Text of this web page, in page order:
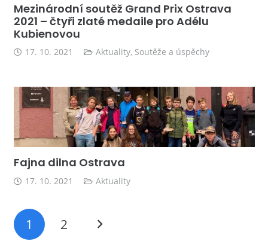
Mezinárodní soutěž Grand Prix Ostrava
2021 – čtyři zlaté medaile pro Adélu
Kubienovou
17. 10. 2021 Aktuality, Soutěže a úspěchy
Fajna dilna Ostrava
17. 10. 2021 Aktuality
1 2